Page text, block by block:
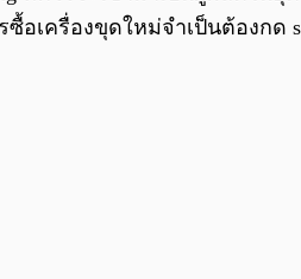
อเครื่องขุดใหม่จำเป็นต้องกด